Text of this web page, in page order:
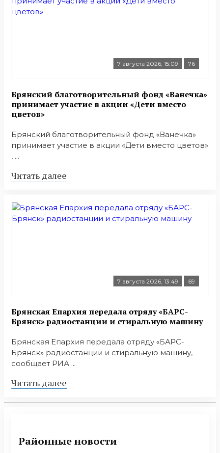
7 августа 2026, 15:09 76
Брянский благотворительный фонд «Ванечка»
принимает участие в акции «Дети вместо
цветов»
Брянский благотворительный фонд «Ванечка»
принимает участие в акции «Дети вместо цветов»
, ...
Читать далее
7 августа 2026, 13:49 69
Брянская Епархия передала отряду «БАРС-
Брянск» радиостанции и стиральную машину
Брянская Епархия передала отряду «БАРС-
Брянск» радиостанции и стиральную машину,
сообщает РИА ...
Читать далее
Районные новости